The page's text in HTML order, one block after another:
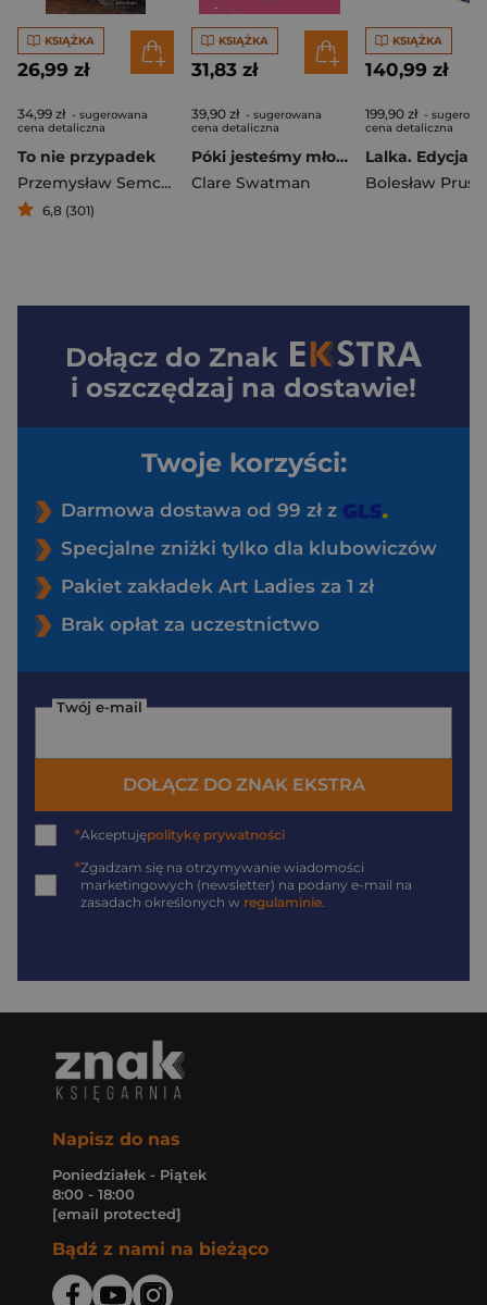
KSIĄŻKA
26,99 zł
34,99 zł - sugerowana
cena detaliczna
To nie przypadek
Przemysław Semczuk
6,8 (301)
KSIĄŻKA
31,83 zł
39,90 zł - sugerowana
cena detaliczna
Póki jesteśmy młodzi
Clare Swatman
KSIĄŻKA
140,99 zł
199,90 zł -
cena detaliczna
Bolesław Prus
Dołącz do Znak
i oszczędzaj na dostawie!
Twoje korzyści:
Darmowa dostawa od 99 zł z
Specjalne zniżki tylko dla klubowiczów
Pakiet zakładek Art Ladies za 1 zł
Brak opłat za uczestnictwo
Twój e-mail
DOŁĄCZ DO ZNAK EKSTRA
*Akceptujępolitykę prywatności
*Zgadzam się na otrzymywanie wiadomości
marketingowych (newsletter) na podany e-mail na
zasadach określonych w regulaminie.
Napisz do nas
Poniedziałek - Piątek
8:00 - 18:00
[email protected]
Bądź z nami na bieżąco